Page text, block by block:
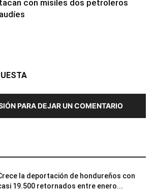
con misiles dos petroleros
PARA DEJAR UN COMENTARIO
la deportación de hondureños con
19.500 retornados entre enero...